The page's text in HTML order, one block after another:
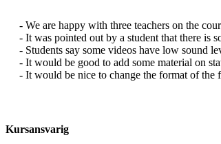
- We are happy with three teachers on the
- It was pointed out by a student that there is
- Students say some videos have low sound
- It would be good to add some material on
- It would be nice to change the format of the
Kursansvarig